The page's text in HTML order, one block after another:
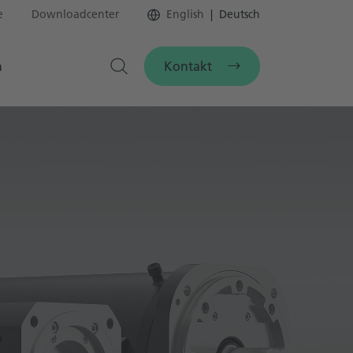
Downloadcenter English Deutsch
Kontakt